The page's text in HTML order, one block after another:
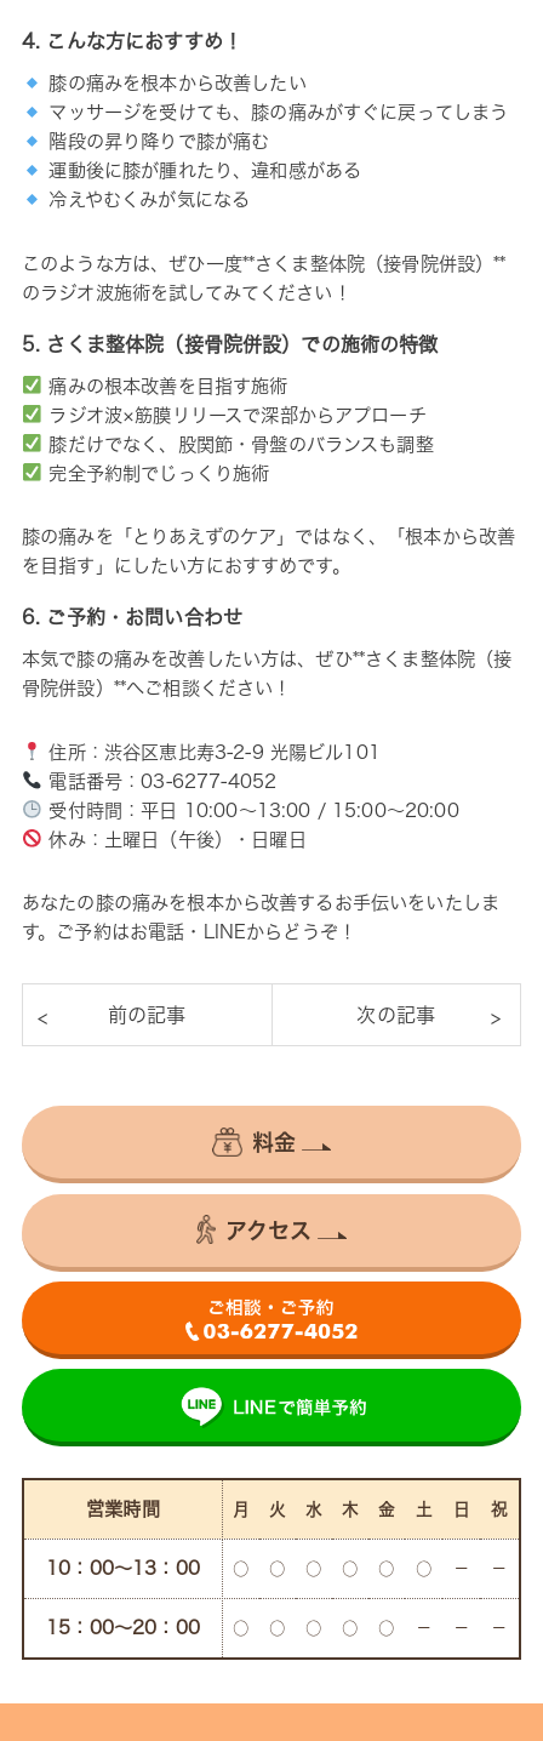
4. こんな方におすすめ！
膝の痛みを根本から改善したい
マッサージを受けても、膝の痛みがすぐに戻ってしまう
階段の昇り降りで膝が痛む
運動後に膝が腫れたり、違和感がある
冷えやむくみが気になる
このような方は、ぜひ一度**さくま整体院（接骨院併設）**
のラジオ波施術を試してみてください！
5. さくま整体院（接骨院併設）での施術の特徴
痛みの根本改善を目指す施術
ラジオ波×筋膜リリースで深部からアプローチ
膝だけでなく、股関節・骨盤のバランスも調整
完全予約制でじっくり施術
膝の痛みを「とりあえずのケア」ではなく、「根本から改善
を目指す」にしたい方におすすめです。
6. ご予約・お問い合わせ
本気で膝の痛みを改善したい方は、ぜひ**さくま整体院（接
骨院併設）**へご相談ください！
住所：渋谷区恵比寿3-2-9 光陽ビル101
電話番号：03-6277-4052
受付時間：平日 10:00～13:00 / 15:00～20:00
休み：土曜日（午後）・日曜日
あなたの膝の痛みを根本から改善するお手伝いをいたしま
す。ご予約はお電話・LINEからどうぞ！
料金
アクセス
営業時間 月 火 水 木 金 土 日 祝
10：00〜13：00 ○ ○ ○ ○ ○ ○ － －
15：00〜20：00 ○ ○ ○ ○ ○ － － －